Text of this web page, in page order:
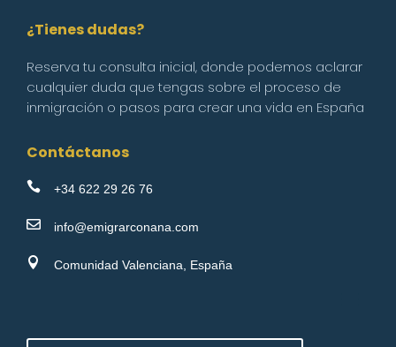
¿Tienes dudas?
Reserva tu consulta inicial, donde podemos aclarar
cualquier duda que tengas sobre el proceso de
inmigración o pasos para crear una vida en España
Contáctanos
 +34 622 29 26 76
 info@emigrarconana.com
 Comunidad Valenciana, España